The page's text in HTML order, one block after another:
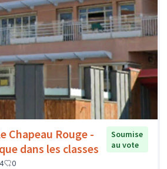
Chapeau Rouge -
dans les classes
Soumise
au vote
4 0